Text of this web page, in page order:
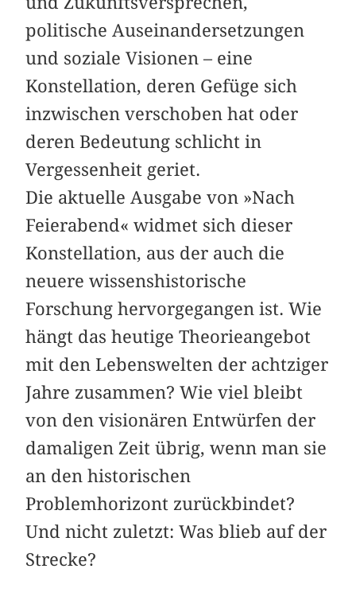
politische Auseinandersetzungen
und soziale Visionen – eine
Konstellation, deren Gefüge sich
inzwischen verschoben hat oder
deren Bedeutung schlicht in
Vergessenheit geriet.
Die aktuelle Ausgabe von »Nach
Feierabend« widmet sich dieser
Konstellation, aus der auch die
neuere wissenshistorische
Forschung hervorgegangen ist. Wie
hängt das heutige Theorieangebot
mit den Lebenswelten der achtziger
Jahre zusammen? Wie viel bleibt
von den visionären Entwürfen der
damaligen Zeit übrig, wenn man sie
an den historischen
Problemhorizont zurückbindet?
Und nicht zuletzt: Was blieb auf der
Strecke?